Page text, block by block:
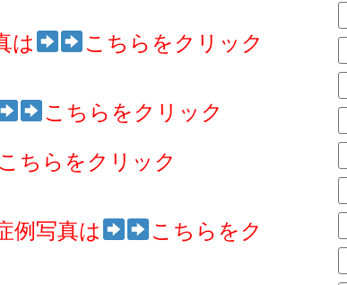
は こちらをクリック
こちらをクリック
こちらをクリック
例写真は こちらをク